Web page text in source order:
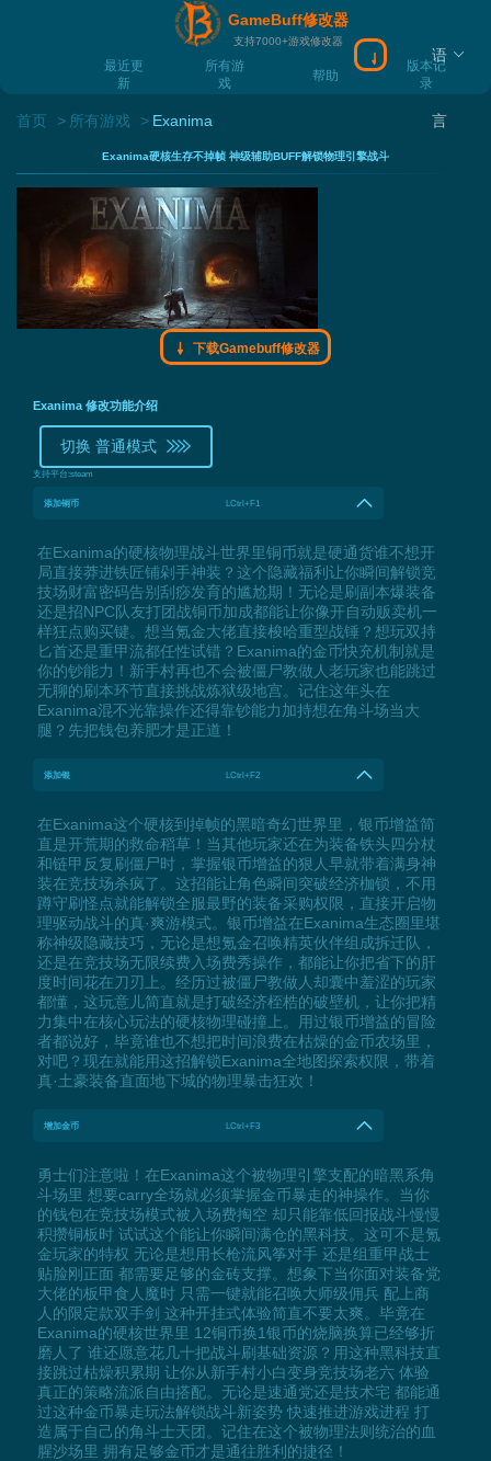
GameBuff修改器
支持7000+游戏修改器
最近更
新
所有游
戏
帮助
版本记
录
下载Gamebuff
语
言
首页 所有游戏 Exanima
Exanima硬核生存不掉帧 神级辅助BUFF解锁物理引擎战斗
下载Gamebuff修改器
Exanima 修改功能介绍
切换 普通模式
支持平台:steam
添加铜币 LCtrl+F1
在Exanima的硬核物理战斗世界里铜币就是硬通货谁不想开
局直接莽进铁匠铺剁手神装？这个隐藏福利让你瞬间解锁竞
技场财富密码告别刮痧发育的尴尬期！无论是刷副本爆装备
还是招NPC队友打团战铜币加成都能让你像开自动贩卖机一
样狂点购买键。想当氪金大佬直接梭哈重型战锤？想玩双持
匕首还是重甲流都任性试错？Exanima的金币快充机制就是
你的钞能力！新手村再也不会被僵尸教做人老玩家也能跳过
无聊的刷本环节直接挑战炼狱级地宫。记住这年头在
Exanima混不光靠操作还得靠钞能力加持想在角斗场当大
腿？先把钱包养肥才是正道！
添加银 LCtrl+F2
在Exanima这个硬核到掉帧的黑暗奇幻世界里，银币增益简
直是开荒期的救命稻草！当其他玩家还在为装备铁头四分杖
和链甲反复刷僵尸时，掌握银币增益的狠人早就带着满身神
装在竞技场杀疯了。这招能让角色瞬间突破经济枷锁，不用
蹲守刷怪点就能解锁全服最野的装备采购权限，直接开启物
理驱动战斗的真·爽游模式。银币增益在Exanima生态圈里堪
称神级隐藏技巧，无论是想氪金召唤精英伙伴组成拆迁队，
还是在竞技场无限续费入场费秀操作，都能让你把省下的肝
度时间花在刀刃上。经历过被僵尸教做人却囊中羞涩的玩家
都懂，这玩意儿简直就是打破经济桎梏的破壁机，让你把精
力集中在核心玩法的硬核物理碰撞上。用过银币增益的冒险
者都说好，毕竟谁也不想把时间浪费在枯燥的金币农场里，
对吧？现在就能用这招解锁Exanima全地图探索权限，带着
真·土豪装备直面地下城的物理暴击狂欢！
增加金币 LCtrl+F3
勇士们注意啦！在Exanima这个被物理引擎支配的暗黑系角
斗场里 想要carry全场就必须掌握金币暴走的神操作。当你
的钱包在竞技场模式被入场费掏空 却只能靠低回报战斗慢慢
积攒铜板时 试试这个能让你瞬间满仓的黑科技。这可不是氪
金玩家的特权 无论是想用长枪流风筝对手 还是组重甲战士
贴脸刚正面 都需要足够的金砖支撑。想象下当你面对装备党
大佬的板甲食人魔时 只需一键就能召唤大师级佣兵 配上商
人的限定款双手剑 这种开挂式体验简直不要太爽。毕竟在
Exanima的硬核世界里 12铜币换1银币的烧脑换算已经够折
磨人了 谁还愿意花几十把战斗刷基础资源？用这种黑科技直
接跳过枯燥积累期 让你从新手村小白变身竞技场老六 体验
真正的策略流派自由搭配。无论是速通党还是技术宅 都能通
过这种金币暴走玩法解锁战斗新姿势 快速推进游戏进程 打
造属于自己的角斗士天团。记住在这个被物理法则统治的血
腥沙场里 拥有足够金币才是通往胜利的捷径！